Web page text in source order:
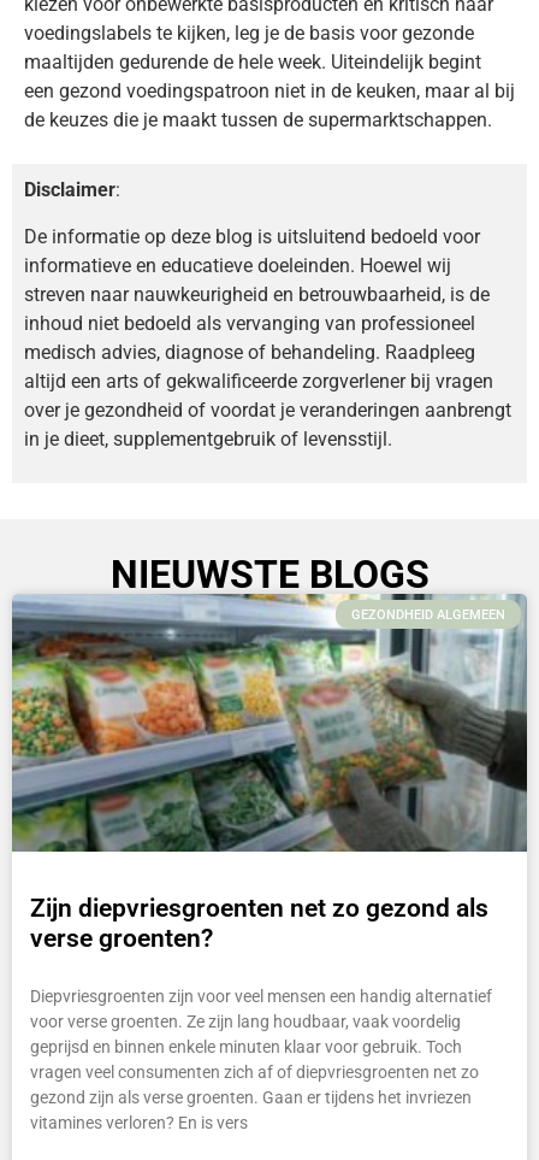
voedingslabels te kijken, leg je de basis voor gezonde
maaltijden gedurende de hele week. Uiteindelijk begint
een gezond voedingspatroon niet in de keuken, maar al bij
de keuzes die je maakt tussen de supermarkt­schappen.
Disclaimer:
De informatie op deze blog is uitsluitend bedoeld voor
informatieve en educatieve doeleinden. Hoewel wij
streven naar nauwkeurigheid en betrouwbaarheid, is de
inhoud niet bedoeld als vervanging van professioneel
medisch advies, diagnose of behandeling. Raadpleeg
altijd een arts of gekwalificeerde zorgverlener bij vragen
over je gezondheid of voordat je veranderingen aanbrengt
in je dieet, supplementgebruik of levensstijl.
NIEUWSTE BLOGS
GEZONDHEID ALGEMEEN
Zijn diepvriesgroenten net zo gezond als
verse groenten?
Diepvriesgroenten zijn voor veel mensen een handig alternatief
voor verse groenten. Ze zijn lang houdbaar, vaak voordelig
geprijsd en binnen enkele minuten klaar voor gebruik. Toch
vragen veel consumenten zich af of diepvriesgroenten net zo
gezond zijn als verse groenten. Gaan er tijdens het invriezen
vitamines verloren? En is vers